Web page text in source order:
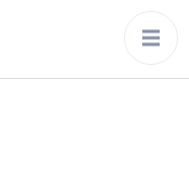
aktiv- &
Rad, Wandern, Wasser,
Gepäcktransport